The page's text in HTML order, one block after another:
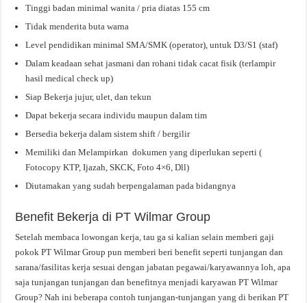
Tinggi badan minimal wanita / pria diatas 155 cm
Tidak menderita buta warna
Level pendidikan minimal SMA/SMK (operator), untuk D3/S1 (staf)
Dalam keadaan sehat jasmani dan rohani tidak cacat fisik (terlampir
hasil medical check up)
Siap Bekerja jujur, ulet, dan tekun
Dapat bekerja secara individu maupun dalam tim
Bersedia bekerja dalam sistem shift / bergilir
Memiliki dan Melampirkan dokumen yang diperlukan seperti (
Fotocopy KTP, Ijazah, SKCK, Foto 4×6, Dll)
Diutamakan yang sudah berpengalaman pada bidangnya
Benefit Bekerja di PT Wilmar Group
Setelah membaca lowongan kerja, tau ga si kalian selain memberi gaji
pokok PT Wilmar Group pun memberi beri benefit seperti tunjangan dan
sarana/fasilitas kerja sesuai dengan jabatan pegawai/karyawannya loh, apa
saja tunjangan tunjangan dan benefitnya menjadi karyawan PT Wilmar
Group? Nah ini beberapa contoh tunjangan-tunjangan yang di berikan PT